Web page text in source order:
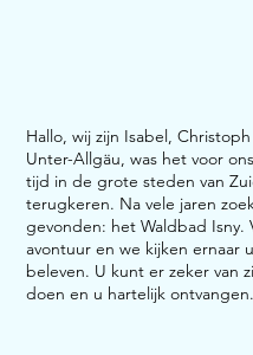
Hallo, wij zijn Isabel,
Unter-Allgäu, was het voor
tijd in de grote steden van
terugkeren. Na vele jaren
gevonden: het Waldbad
avontuur en we kijken ernaar
beleven. U kunt er zeker van
doen en u hartelijk ontvangen.